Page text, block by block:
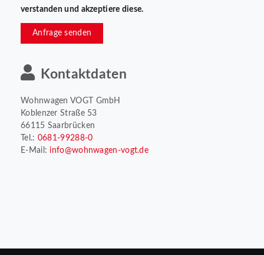
verstanden und akzeptiere diese.
Anfrage senden
Kontaktdaten
Wohnwagen VOGT GmbH
Koblenzer Straße 53
66115 Saarbrücken
Tel.: 0681-99288-0
E-Mail: info@wohnwagen-vogt.de